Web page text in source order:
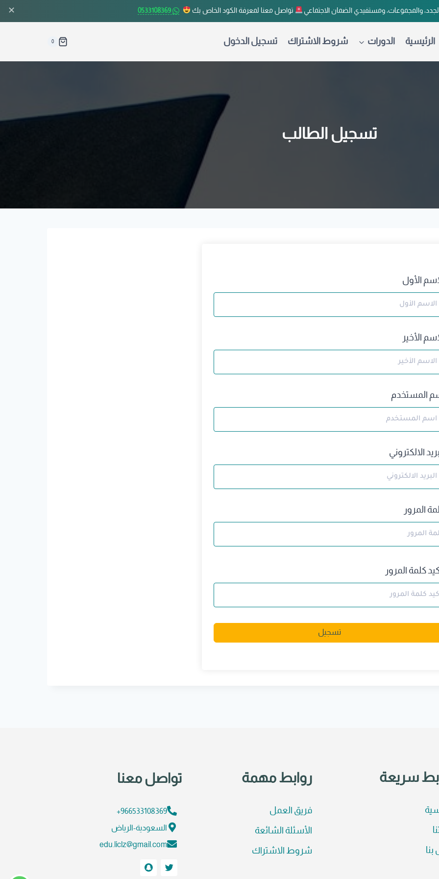
والمجموعات، ومستفيدي الضمان الاجتماعي تواصل معنا لمعرفة الكود الخاص بك 0533108369
✕
الرئيسية الدورات شروط الاشتراك تسجيل الدخول 0
تسجيل الطالب
الأول
الأخير
المستخدم
الالكتروني
المرور
كلمة المرور
تسجيل
سريعة
بنا
روابط مهمة
فريق العمل
الأسئلة الشائعة
شروط الاشتراك
تواصل معنا
966533108369+
السعودية-الرياض
edu.liclz@gmail.com